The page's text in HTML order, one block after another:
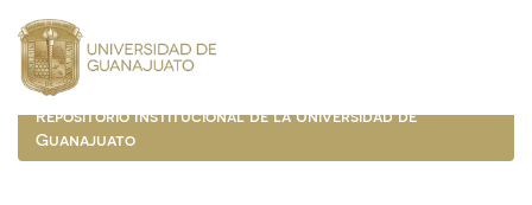
navigation
Repositorio Institucional de la Universidad de
Guanajuato